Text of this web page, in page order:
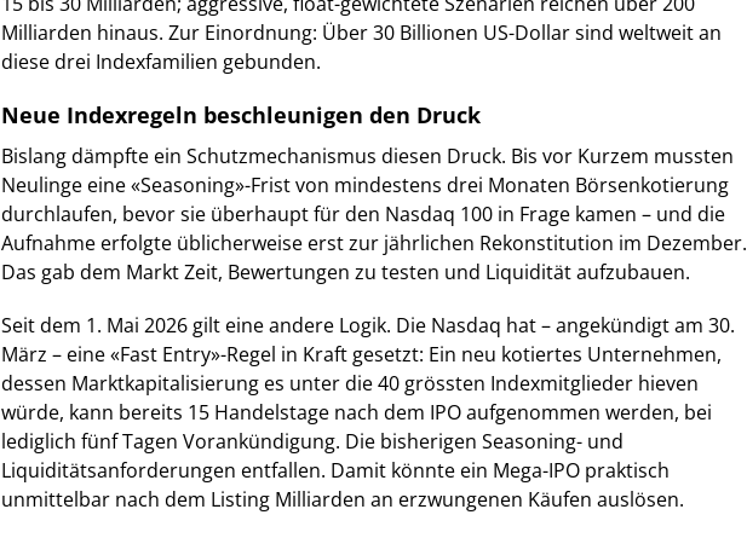
Milliarden hinaus. Zur Einordnung: Über 30 Billionen US-Dollar sind weltweit an
diese drei Indexfamilien gebunden.
Neue Indexregeln beschleunigen den Druck
Bislang dämpfte ein Schutzmechanismus diesen Druck. Bis vor Kurzem mussten
Neulinge eine «Seasoning»-Frist von mindestens drei Monaten Börsenkotierung
durchlaufen, bevor sie überhaupt für den Nasdaq 100 in Frage kamen – und die
Aufnahme erfolgte üblicherweise erst zur jährlichen Rekonstitution im Dezember.
Das gab dem Markt Zeit, Bewertungen zu testen und Liquidität aufzubauen.
Seit dem 1. Mai 2026 gilt eine andere Logik. Die Nasdaq hat – angekündigt am 30.
März – eine «Fast Entry»-Regel in Kraft gesetzt: Ein neu kotiertes Unternehmen,
dessen Marktkapitalisierung es unter die 40 grössten Indexmitglieder hieven
würde, kann bereits 15 Handelstage nach dem IPO aufgenommen werden, bei
lediglich fünf Tagen Vorankündigung. Die bisherigen Seasoning- und
Liquiditätsanforderungen entfallen. Damit könnte ein Mega-IPO praktisch
unmittelbar nach dem Listing Milliarden an erzwungenen Käufen auslösen.